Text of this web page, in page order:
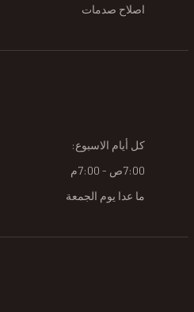
اصلاح صدمات
كل أيام الاسبوع:
7:00ص - 7:00م
ما عدا يوم الجمعة